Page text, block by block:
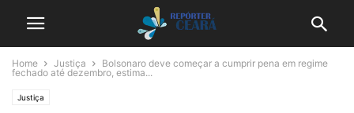
Home Justiça
Bolsonaro deve começar a cumprir pena em regime
fechado até dezembro, estima...
Justiça